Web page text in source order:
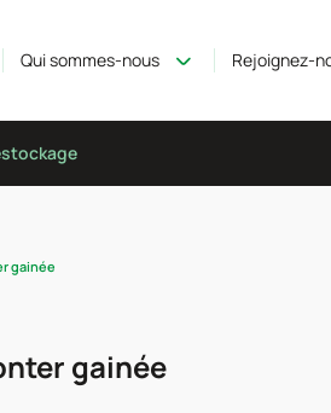
Qui sommes-nous Rejoignez-
gainée
gainée